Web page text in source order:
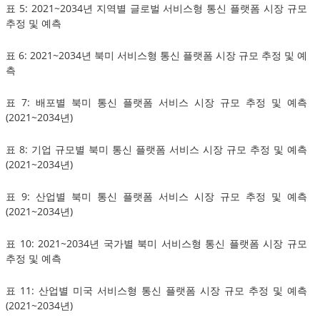
표 5: 2021~2034년 지역별 글로벌 서비스형 통신 플랫폼 시장 규모
추정 및 예측
표 6: 2021~2034년 북미 서비스형 통신 플랫폼 시장 규모 추정 및 예
측
표 7: 배포별 북미 통신 플랫폼 서비스 시장 규모 추정 및 예측
(2021~2034년)
표 8: 기업 규모별 북미 통신 플랫폼 서비스 시장 규모 추정 및 예측
(2021~2034년)
표 9: 산업별 북미 통신 플랫폼 서비스 시장 규모 추정 및 예측
(2021~2034년)
표 10: 2021~2034년 국가별 북미 서비스형 통신 플랫폼 시장 규모
추정 및 예측
표 11: 산업별 미국 서비스형 통신 플랫폼 시장 규모 추정 및 예측
(2021~2034년)